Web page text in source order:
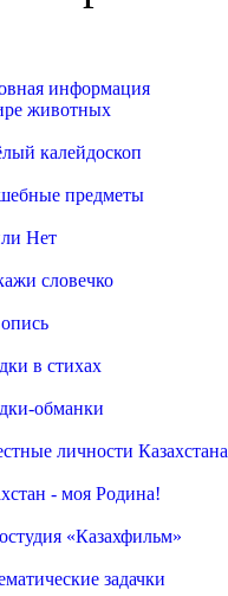
информация
животных
калейдоскоп
предметы
Нет
словечко
в стихах
обманки
личности Казахстана
- моя Родина!
«Казахфильм»
задачки